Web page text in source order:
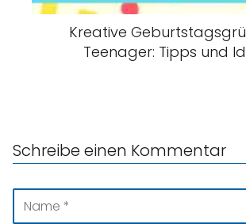
Kreative
Teenager: Tipps und
Schreibe einen Kommentar